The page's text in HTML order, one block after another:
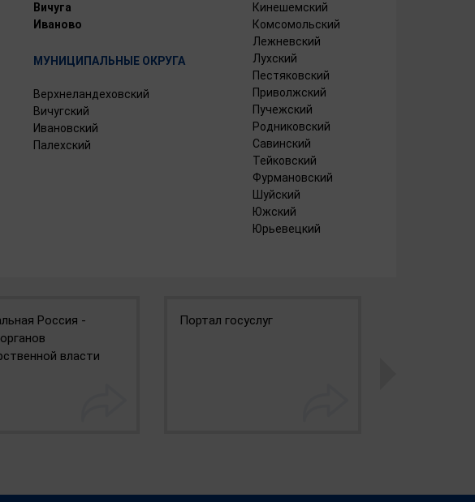
Вичуга
Иваново
МУНИЦИПАЛЬНЫЕ ОКРУГА
Верхнеландеховский
Вичугский
Ивановский
Палехский
Кинешемский
Комсомольский
Лежневский
Лухский
Пестяковский
Приволжский
Пучежский
Родниковский
Савинский
Тейковский
Фурмановский
Шуйский
Южский
Юрьевецкий
Россия -
власти
Портал госуслуг